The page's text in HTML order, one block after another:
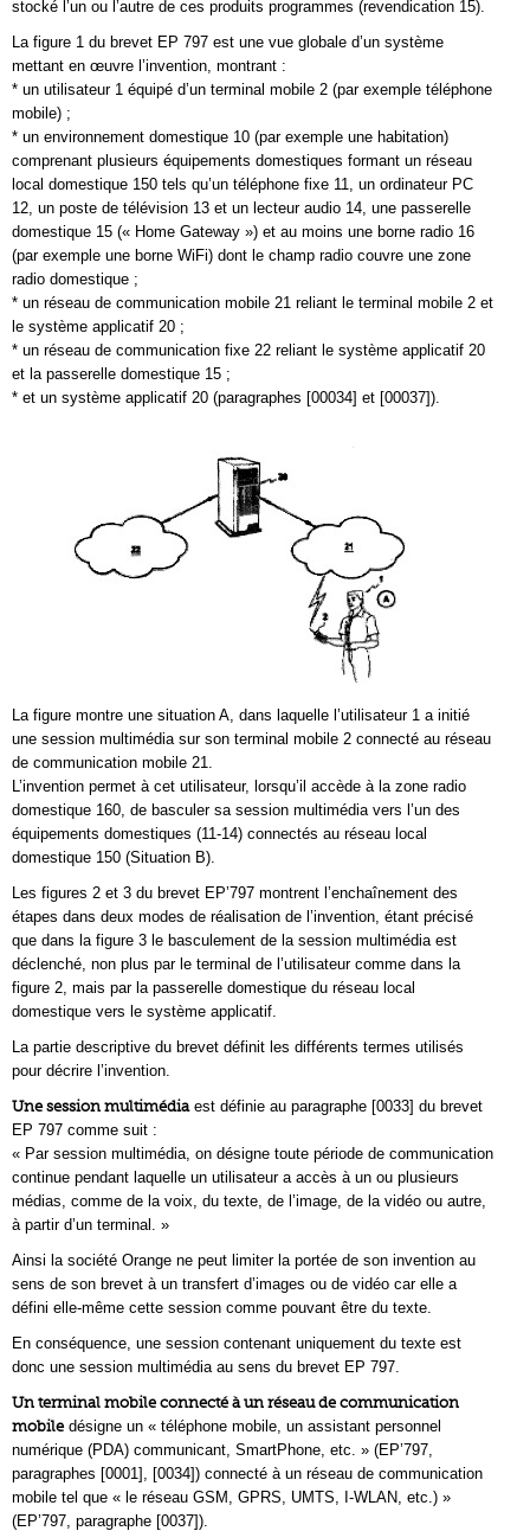
stocké l’un ou l’autre de ces produits programmes (revendication 15).
La figure 1 du brevet EP 797 est une vue globale d’un système
mettant en œuvre l’invention, montrant :
* un utilisateur 1 équipé d’un terminal mobile 2 (par exemple téléphone
mobile) ;
* un environnement domestique 10 (par exemple une habitation)
comprenant plusieurs équipements domestiques formant un réseau
local domestique 150 tels qu’un téléphone fixe 11, un ordinateur PC
12, un poste de télévision 13 et un lecteur audio 14, une passerelle
domestique 15 (« Home Gateway ») et au moins une borne radio 16
(par exemple une borne WiFi) dont le champ radio couvre une zone
radio domestique ;
* un réseau de communication mobile 21 reliant le terminal mobile 2 et
le système applicatif 20 ;
* un réseau de communication fixe 22 reliant le système applicatif 20
et la passerelle domestique 15 ;
* et un système applicatif 20 (paragraphes [00034] et [00037]).
La figure montre une situation A, dans laquelle l’utilisateur 1 a initié
une session multimédia sur son terminal mobile 2 connecté au réseau
de communication mobile 21.
L’invention permet à cet utilisateur, lorsqu’il accède à la zone radio
domestique 160, de basculer sa session multimédia vers l’un des
équipements domestiques (11-14) connectés au réseau local
domestique 150 (Situation B).
Les figures 2 et 3 du brevet EP’797 montrent l’enchaînement des
étapes dans deux modes de réalisation de l’invention, étant précisé
que dans la figure 3 le basculement de la session multimédia est
déclenché, non plus par le terminal de l’utilisateur comme dans la
figure 2, mais par la passerelle domestique du réseau local
domestique vers le système applicatif.
La partie descriptive du brevet définit les différents termes utilisés
pour décrire l’invention.
Une session multimédiaest définie au paragraphe [0033] du brevet
EP 797 comme suit :
« Par session multimédia, on désigne toute période de communication
continue pendant laquelle un utilisateur a accès à un ou plusieurs
médias, comme de la voix, du texte, de l’image, de la vidéo ou autre,
à partir d’un terminal. »
Ainsi la société Orange ne peut limiter la portée de son invention au
sens de son brevet à un transfert d’images ou de vidéo car elle a
défini elle-même cette session comme pouvant être du texte.
En conséquence, une session contenant uniquement du texte est
donc une session multimédia au sens du brevet EP 797.
Un terminal mobile connecté à un réseau de communication
mobile désigne un « téléphone mobile, un assistant personnel
numérique (PDA) communicant, SmartPhone, etc. » (EP’797,
paragraphes [0001], [0034]) connecté à un réseau de communication
mobile tel que « le réseau GSM, GPRS, UMTS, I-WLAN, etc.) »
(EP’797, paragraphe [0037]).